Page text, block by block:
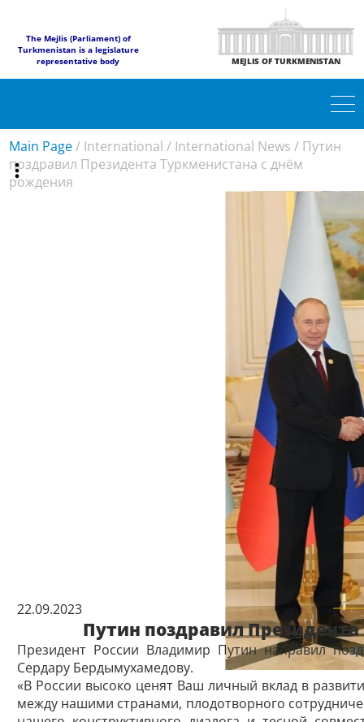
The Mejlis (Parliament) of
Turkmenistan is a legislature
representative body
MEJLIS OF TURKMENISTAN
Main Page/ International / International News / Путин
поздравил Президента Туркменистана с днём
рождения
22.09.2023
Путин поздравил
Президент России Владимир Путин направил
Сердару Бердымухамедову.
«В России высоко ценят Ваш личный вклад в
между нашими странами, плодотворного